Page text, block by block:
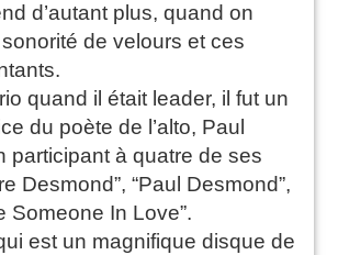
d’autant plus, quand on
de velours et ces
quand il était leader, il fut un
du poète de l’alto, Paul
participant à quatre de ses
Desmond”, “Paul Desmond”,
Someone In Love”.
est un magnifique disque de